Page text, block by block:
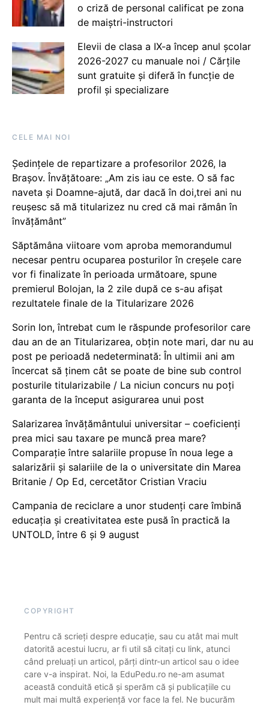
o criză de personal calificat pe zona
de maiștri-instructori
Elevii de clasa a IX-a încep anul școlar
2026-2027 cu manuale noi / Cărțile
sunt gratuite și diferă în funcție de
profil și specializare
CELE MAI NOI
Ședințele de repartizare a profesorilor 2026, la
Brașov. Învățătoare: „Am zis iau ce este. O să fac
naveta și Doamne-ajută, dar dacă în doi,trei ani nu
reușesc să mă titularizez nu cred că mai rămân în
învățământ”
Săptămâna viitoare vom aproba memorandumul
necesar pentru ocuparea posturilor în creșele care
vor fi finalizate în perioada următoare, spune
premierul Bolojan, la 2 zile după ce s-au afișat
rezultatele finale de la Titularizare 2026
Sorin Ion, întrebat cum le răspunde profesorilor care
dau an de an Titularizarea, obțin note mari, dar nu au
post pe perioadă nedeterminată: În ultimii ani am
încercat să ținem cât se poate de bine sub control
posturile titularizabile / La niciun concurs nu poți
garanta de la început asigurarea unui post
Salarizarea învățământului universitar – coeficienți
prea mici sau taxare pe muncă prea mare?
Comparație între salariile propuse în noua lege a
salarizării și salariile de la o universitate din Marea
Britanie / Op Ed, cercetător Cristian Vraciu
Campania de reciclare a unor studenți care îmbină
educația și creativitatea este pusă în practică la
UNTOLD, între 6 și 9 august
COPYRIGHT
Pentru că scrieți despre educație, sau cu atât mai mult
datorită acestui lucru, ar fi util să citați cu link, atunci
când preluați un articol, părți dintr-un articol sau o idee
care v-a inspirat. Noi, la EduPedu.ro ne-am asumat
această conduită etică și sperăm că și publicațiile cu
mult mai multă experiență vor face la fel. Ne bucurăm